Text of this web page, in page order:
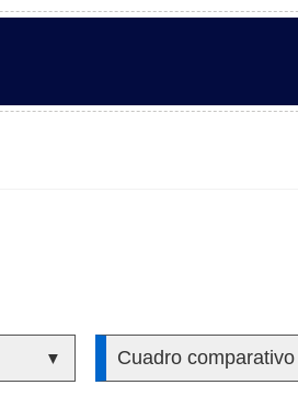
▼ Cuadro comparativo